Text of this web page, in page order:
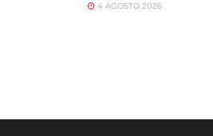
4 AGOSTO 2026